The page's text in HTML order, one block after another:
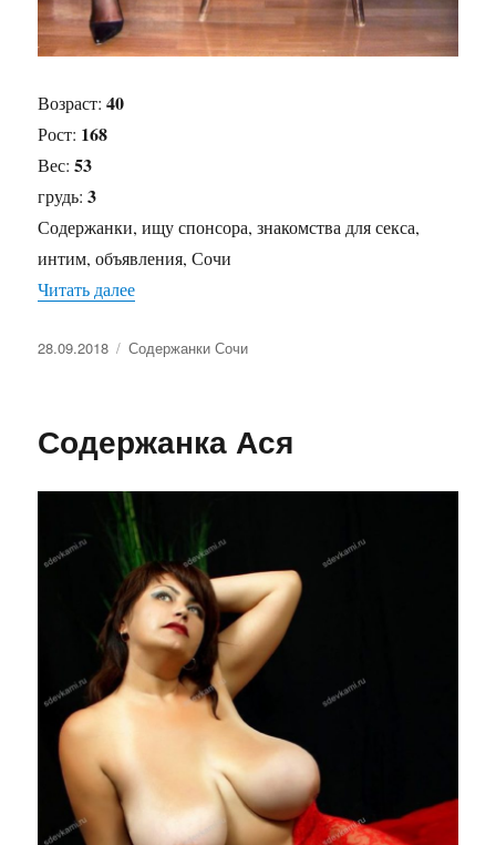
Возраст:40
Рост: 168
Вес:53
грудь:3
Содержанки, ищу спонсора, знакомства для секса,
интим, объявления, Сочи
Читать далее
Опубликовано
28.09.2018 Рубрики
Содержанки Сочи
Содержанка Ася